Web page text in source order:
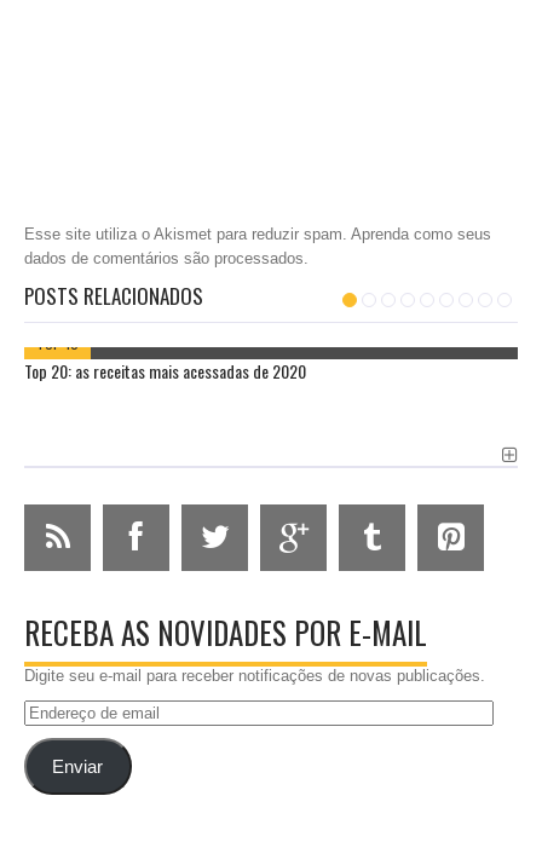
Esse site utiliza o Akismet para reduzir spam. Aprenda como seus
dados de comentários são processados
POSTS RELACIONADOS
TOP 10
Top 20: as receitas mais acessadas de 2020
RECEBA AS NOVIDADES POR E-MAIL
Digite seu e-mail para receber notificações de novas publicações.
Endereço
emailEnviar